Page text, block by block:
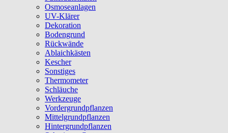
Osmoseanlagen
UV-Klärer
Dekoration
Bodengrund
Rückwände
Ablaichkästen
Kescher
Sonstiges
Thermometer
Schläuche
Werkzeuge
Vordergrundpflanzen
Mittelgrundpflanzen
Hintergrundpflanzen